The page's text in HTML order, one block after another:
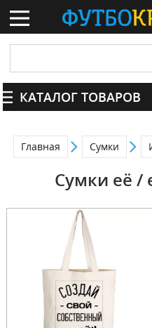
КАТАЛОГ ТОВАРОВ
Главная Сумки
Сумки её /